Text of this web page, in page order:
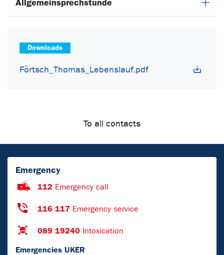
Allgemeinsprechstunde
Downloads
Förtsch_Thomas_Lebenslauf.pdf
To all contacts
Emergency
112 Emergency call
116 117 Emergency service
089 19240 Intoxication
Emergencies UKER